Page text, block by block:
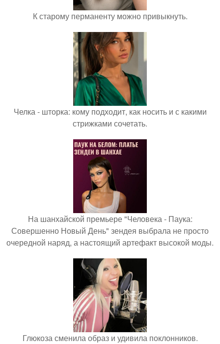
К старому перманенту можно привыкнуть.
Челка - шторка: кому подходит, как носить и с какими
стрижками сочетать.
На шанхайской премьере "Человека - Паука:
Совершенно Новый День" зендея выбрала не просто
очередной наряд, а настоящий артефакт высокой моды.
Глюкоза сменила образ и удивила поклонников.